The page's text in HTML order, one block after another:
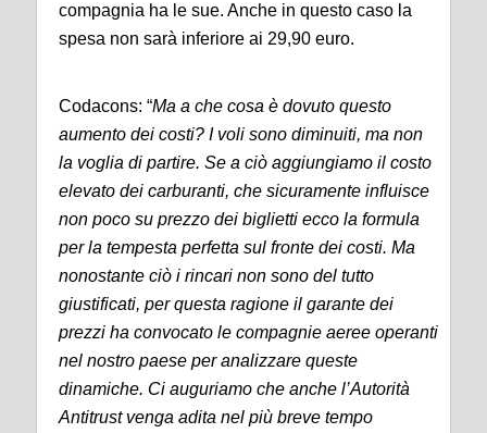
compagnia ha le sue. Anche in questo caso la
spesa non sarà inferiore ai 29,90 euro.
Codacons: “Ma a che cosa è dovuto questo
aumento dei costi? I voli sono diminuiti, ma non
la voglia di partire. Se a ciò aggiungiamo il costo
elevato dei carburanti, che sicuramente influisce
non poco su prezzo dei biglietti ecco la formula
per la tempesta perfetta sul fronte dei costi. Ma
nonostante ciò i rincari non sono del tutto
giustificati, per questa ragione il garante dei
prezzi ha convocato le compagnie aeree operanti
nel nostro paese per analizzare queste
dinamiche. Ci auguriamo che anche l’Autorità
Antitrust venga adita nel più breve tempo